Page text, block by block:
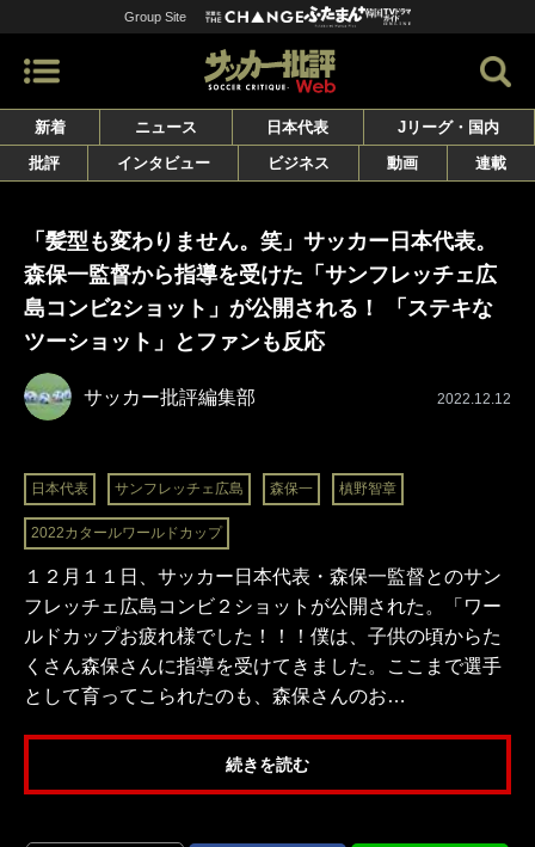
Group Site
新着 ニュース 日本代表
Jリーグ・国内
批評
インタビュー ビジネス 動画 連載
「髪型も変わりません。笑」サッカー日本代表。
森保一監督から指導を受けた「サンフレッチェ広
島コンビ2ショット」が公開される！ 「ステキな
ツーショット」とファンも反応
サッカー批評編集部 2022.12.12
日本代表 サンフレッチェ広島 森保一 槙野智章
2022カタールワールドカップ
１２月１１日、サッカー日本代表・森保一監督とのサン
フレッチェ広島コンビ２ショットが公開された。「ワー
ルドカップお疲れ様でした！！！僕は、子供の頃からた
くさん森保さんに指導を受けてきました。ここまで選手
として育ってこられたのも、森保さんのお…
続きを読む